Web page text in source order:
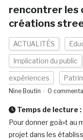
rencontrer les
créations
ACTUALITÉS
Implication du public
expériences
Nine Boutin
0
Temps de lecture :
Pour donner goà»t au
projet dans les